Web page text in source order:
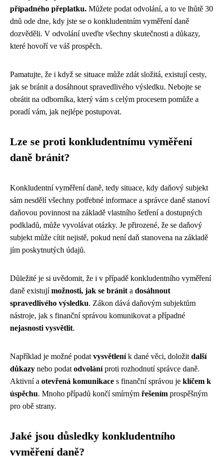
případného přeplatku. Můžete podat odvolání, a to ve lhůtě 30
dnů ode dne, kdy jste se o konkludentním vyměření daně
dozvěděli. V odvolání uveďte všechny skutečnosti a důkazy,
které hovoří ve váš prospěch.
Pamatujte, že i když se situace může zdát složitá, existují cesty,
jak se bránit a dosáhnout spravedlivého výsledku. Nebojte se
obrátit na odborníka, který vám s celým procesem pomůže a
poradí vám, jak nejlépe postupovat.
Lze se proti konkludentnímu vyměření
daně bránit?
Konkludentní vyměření daně, tedy situace, kdy daňový subjekt
sám nesdělí všechny potřebné informace a správce daně stanoví
daňovou povinnost na základě vlastního šetření a dostupných
podkladů, může vyvolávat otázky. Je přirozené, že se daňový
subjekt může cítit nejistě, pokud není daň stanovena na základě
jím poskytnutých údajů.
Důležité je si uvědomit, že i v případě konkludentního vyměření
daně existujímožnosti, jak se bránit a dosáhnout
spravedlivého výsledku. Zákon dává daňovým subjektům
nástroje, jak s finanční správou komunikovat a případné
nejasnosti vysvětlit.
Například je možné podat vysvětleník dané věci, doložit další
důkazy nebo podat odvoláníproti rozhodnutí správce daně.
Aktivní a otevřená komunikace s finanční správou je klíčem k
úspěchu. Mnoho případů končí smírným řešením prospěšným
pro obě strany.
Jaké jsou důsledky konkludentního
vyměření daně?